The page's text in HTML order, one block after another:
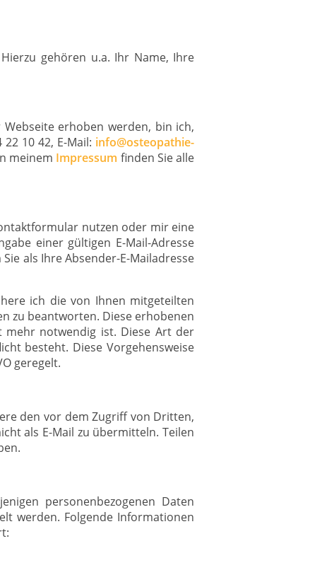
gehören u.a. Ihr Name, Ihre
erhoben werden, bin ich,
10 42, E-Mail: info@osteopathie-
meinem Impressum finden Sie alle
nutzen oder mir eine
einer gültigen E-Mail-Adresse
als Ihre Absender-E-Mailadresse
ich die von Ihnen mitgeteilten
zu beantworten. Diese erhobenen
mehr notwendig ist. Diese Art der
besteht. Diese Vorgehensweise
geregelt.
den vor dem Zugriff von Dritten,
als E-Mail zu übermitteln. Teilen
personenbezogenen Daten
werden. Folgende Informationen